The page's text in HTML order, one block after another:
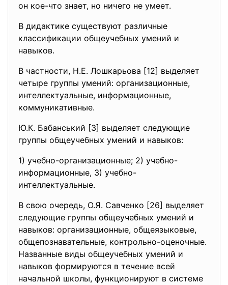
он кое-что знает, но ничего не умеет.
В дидактике существуют различные
классификации общеучебных умений и
навыков.
В частности, Н.Е. Лошкарьова [12] выделяет
четыре группы умений: организационные,
интеллектуальные, информационные,
коммуникативные.
Ю.К. Бабанський [3] выделяет следующие
группы общеучебных умений и навыков:
1) учебно-организационные; 2) учебно-
информационные, 3) учебно-
интеллектуальные.
В свою очередь, О.Я. Савченко [26] выделяет
следующие группы общеучебных умений и
навыков: организационные, общеязыковые,
общепознавательные, контрольно-оценочные.
Названные виды общеучебных умений и
навыков формируются в течение всей
начальной школы, функционируют в системе